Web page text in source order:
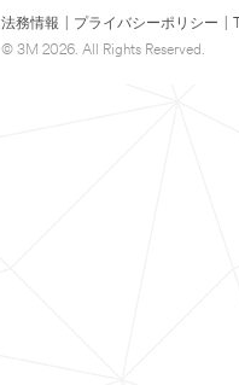
法務情報 プライバシーポリシー
© 3M 2026. All Rights Reserved.